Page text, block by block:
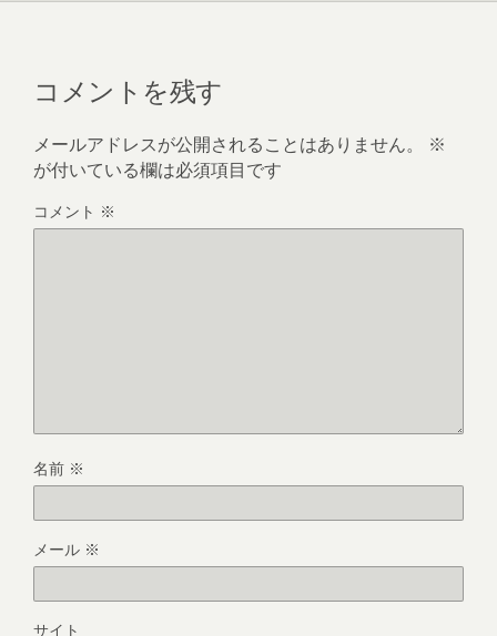
コメントを残す
メールアドレスが公開されることはありません。
※
が付いている欄は必須項目です
コメント ※
名前 ※
メール ※
サイト